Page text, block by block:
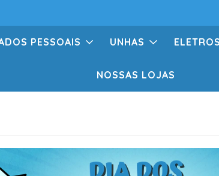
PESSOAIS UNHAS ELETROS
NOSSAS LOJAS